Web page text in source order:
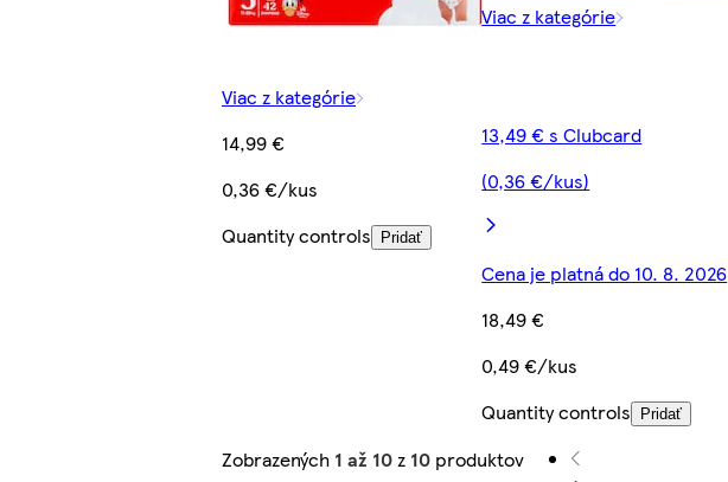
Viac z kategórie
14,99 €
0,36 €/kus
Quantity controls Pridať
Viac z kategórie
13,49 € s Clubcard
(0,36 €/kus)
Cena je platná do 10. 8. 2026
18,49 €
0,49 €/kus
Quantity controls Pridať
Zobrazených 1 až 10z 10 produktov